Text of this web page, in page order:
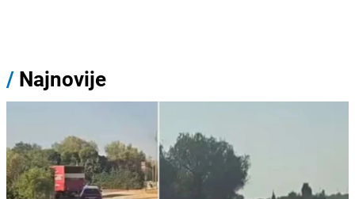
/ Najnovije